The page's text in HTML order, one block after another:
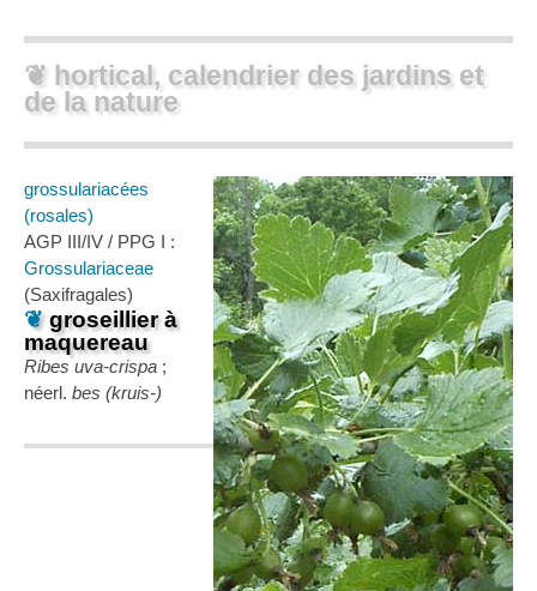
❦ hortical, calendrier des jardins et
de la nature
grossulariacées
(rosales)
AGP III/IV / PPG I :
Grossulariaceae
(Saxifragales)
❦groseillier à
maquereau
Ribes uva-crispa ;
néerl. bes (kruis-)